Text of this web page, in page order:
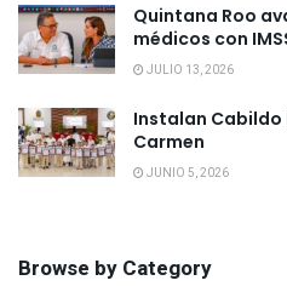
Quintana Roo
médicos con
JULIO 13, 2026
Instalan Cabildo
Carmen
JUNIO 5, 2026
Browse by Category